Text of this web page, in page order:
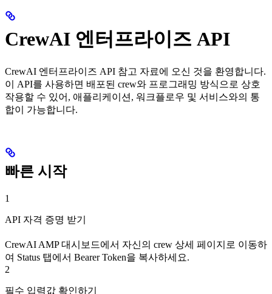
CrewAI 엔터프라이즈 API
CrewAI 엔터프라이즈 API 참고 자료에 오신 것을 환영합니다.
이 API를 사용하면 배포된 crew와 프로그래밍 방식으로 상호
작용할 수 있어, 애플리케이션, 워크플로우 및 서비스와의 통
합이 가능합니다.
빠른 시작
1
API 자격 증명 받기
CrewAI AMP 대시보드에서 자신의 crew 상세 페이지로 이동하
여 Status 탭에서 Bearer Token을 복사하세요.
2
필수 입력값 확인하기